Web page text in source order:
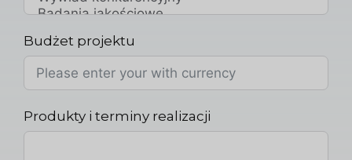
Budżet projektu
Produkty i terminy realizacji